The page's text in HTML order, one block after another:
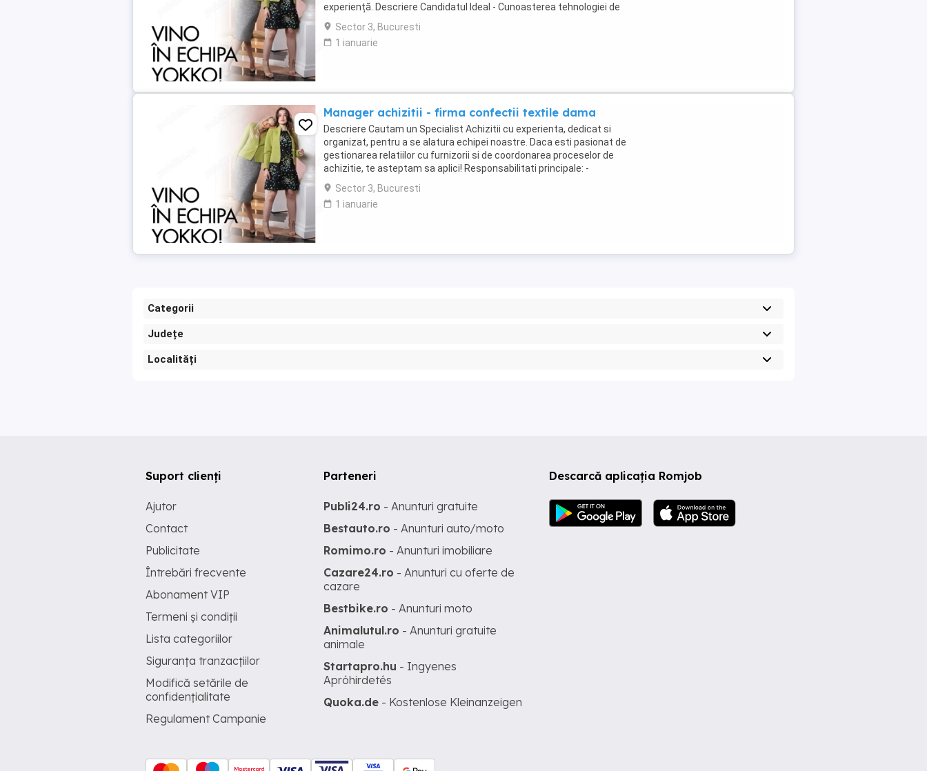
experiență. Descriere Candidatul Ideal - Cunoasterea tehnologiei de
confectii a produselor pentru femei; ...
Sector 3, Bucuresti
1 ianuarie
Manager achizitii - firma confectii textile dama
Descriere Cautam un Specialist Achizitii cu experienta, dedicat si
organizat, pentru a se alatura echipei noastre. Daca esti pasionat de
gestionarea relatiilor cu furnizorii si de coordonarea proceselor de
achizitie, te asteptam sa aplici! Responsabilitati principale: -
Gestionarea procesului de achizitie ...
Sector 3, Bucuresti
1 ianuarie
Categorii
Județe
Localități
Descarcă aplicația Romjob
Suport clienți
Ajutor
Contact
Publicitate
Întrebări frecvente
Abonament VIP
Termeni și condiții
Lista categoriilor
Siguranța tranzacțiilor
Modifică setările de
confidențialitate
Regulament Campanie
Parteneri
Publi24.ro - Anunturi gratuite
Bestauto.ro - Anunturi auto/moto
Romimo.ro - Anunturi imobiliare
Cazare24.ro - Anunturi cu oferte de
cazare
Bestbike.ro - Anunturi moto
Animalutul.ro - Anunturi gratuite
animale
Startapro.hu - Ingyenes
Apróhirdetés
Quoka.de - Kostenlose Kleinanzeigen